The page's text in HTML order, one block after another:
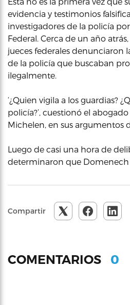
evidencia y testimonios
investigadores de la policía
Federal. Cerca de un año
jueces federales denunciaron
de la policía que buscaban
ilegalmente.
‘¿Quien vigila a los guardias?
policía?’, cuestionó el
Michelen, en sus argumentos
Luego de casi una hora de
determinaron que Domenech
Compartir
COMENTARIOS 0